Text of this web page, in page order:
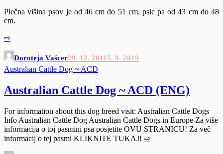
Plečna višina psov je od 46 cm do 51 cm, psic pa od 43 cm do 48
cm.
⇨
Doroteja Vašcer29. 12. 20115. 9. 2019
Australian Cattle Dog ~ ACD
Australian Cattle Dog ~ ACD (ENG)
For information about this dog breed visit: Australian Cattle Dogs
Info Australian Cattle Dog Australian Cattle Dogs in Europe Za više
informacija o toj pasmini psa posjetite OVU STRANICU! Za več
informacij o tej pasmi KLIKNITE TUKAJ! ⇨